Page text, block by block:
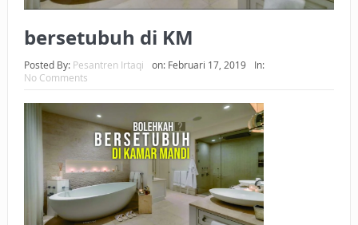
HUKUM MEMBAYAR ZAKAT DENGAN CARA MENGANGSUR
HUKUM MEMBAYAR ZAKAT KEPADA KERABAT SENDIRI
bersetubuh di KM
Posted By: Pesantren Irtaqi on: Februari 17, 2019
In:
No Comments